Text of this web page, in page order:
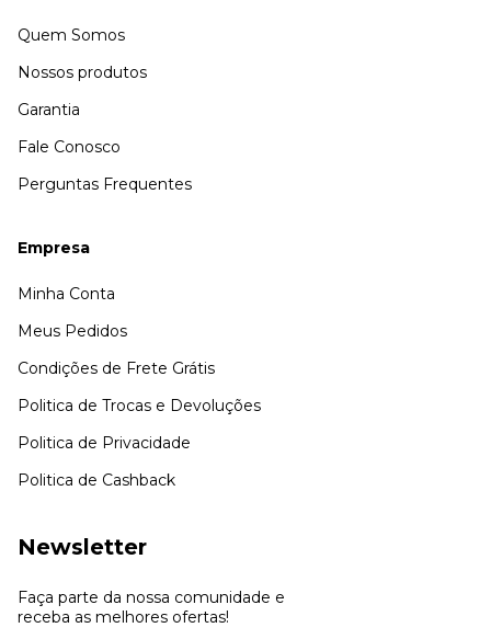
Quem Somos
Nossos produtos
Garantia
Fale Conosco
Perguntas Frequentes
Empresa
Minha Conta
Meus Pedidos
Condições de Frete Grátis
Politica de Trocas e Devoluções
Politica de Privacidade
Politica de Cashback
Newsletter
Faça parte da nossa comunidade e
receba as melhores ofertas!